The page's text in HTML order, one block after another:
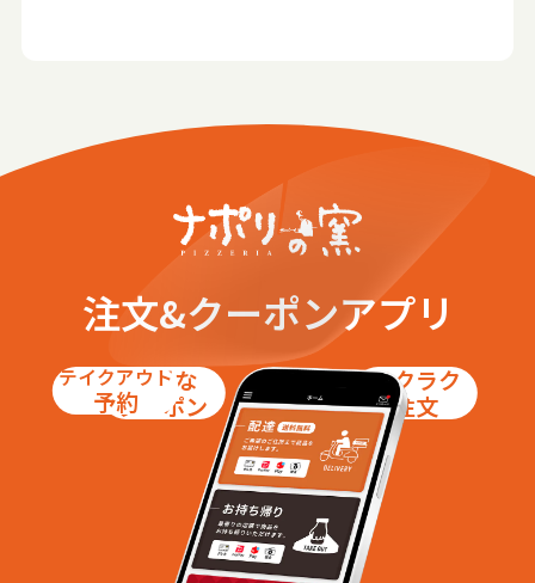
注文&クーポンアプリ
お得な
クーポン
テイクアウト
予約
ラクラク
注文